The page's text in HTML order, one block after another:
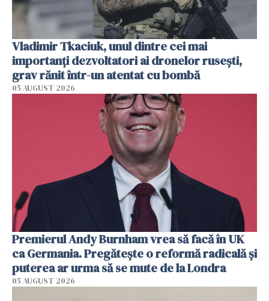
Vladimir Tkaciuk, unul dintre cei mai
importanți dezvoltatori ai dronelor rusești,
grav rănit într-un atentat cu bombă
05 AUGUST 2026
Premierul Andy Burnham vrea să facă în UK
ca Germania. Pregătește o reformă radicală și
puterea ar urma să se mute de la Londra
05 AUGUST 2026